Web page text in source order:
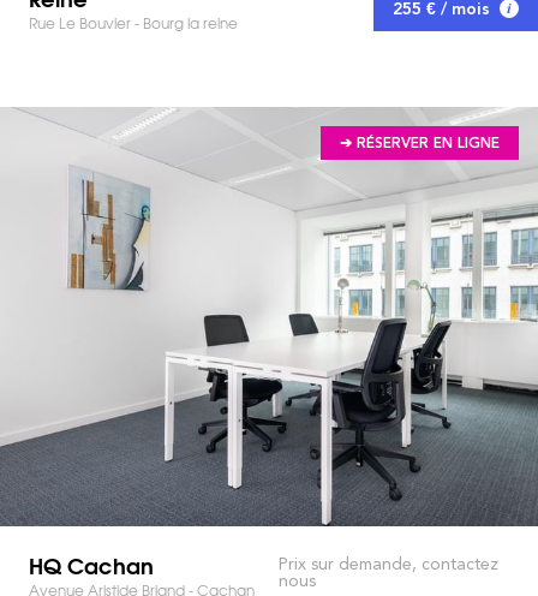
Rue Le Bouvier - Bourg la reine
255 € / mois
➔ RÉSERVER EN LIGNE
HQ Cachan
Avenue Aristide Briand - Cachan
Prix sur demande, contactez
nous